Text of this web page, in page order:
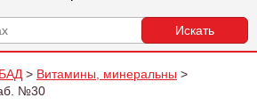
БАД > Витамины, минеральны >
№30